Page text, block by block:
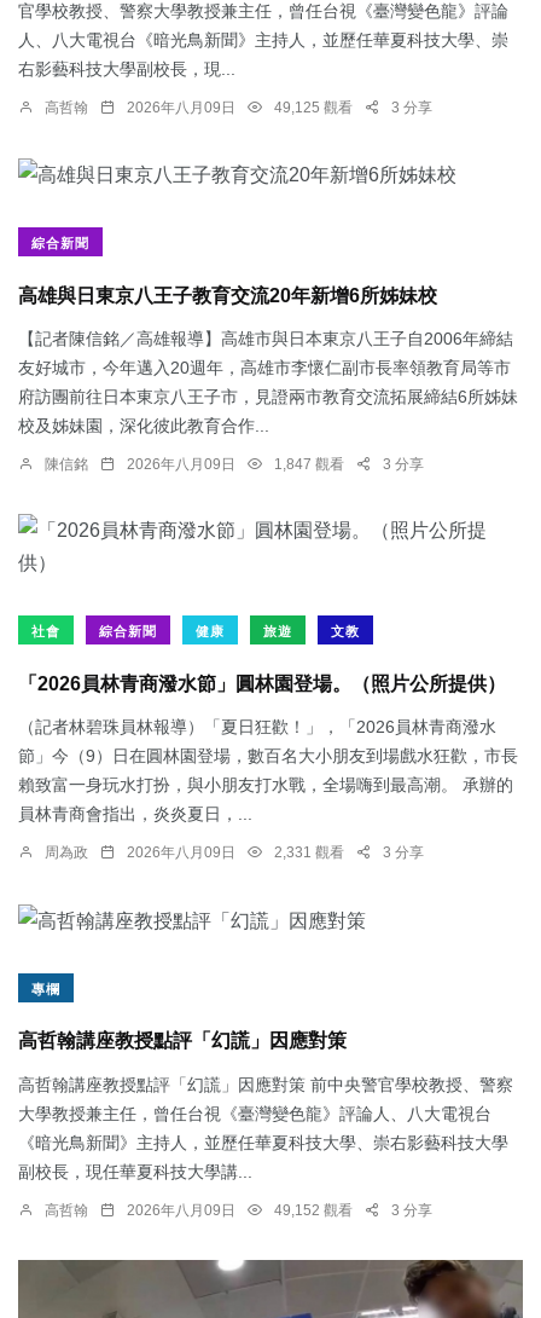
官學校教授、警察大學教授兼主任，曾任台視《臺灣變色龍》評論
人、八大電視台《暗光鳥新聞》主持人，並歷任華夏科技大學、崇
右影藝科技大學副校長，現...
高哲翰 2026年八月09日 49,125 觀看 3 分享
綜合新聞
高雄與日東京八王子教育交流20年新增6所姊妹校
【記者陳信銘／高雄報導】高雄市與日本東京八王子自2006年締結
友好城市，今年邁入20週年，高雄市李懷仁副市長率領教育局等市
府訪團前往日本東京八王子市，見證兩市教育交流拓展締結6所姊妹
校及姊妹園，深化彼此教育合作...
陳信銘 2026年八月09日 1,847 觀看 3 分享
社會 綜合新聞 健康 旅遊 文教
「2026員林青商潑水節」圓林園登場。（照片公所提供）
（記者林碧珠員林報導）「夏日狂歡！」，「2026員林青商潑水
節」今（9）日在圓林園登場，數百名大小朋友到場戲水狂歡，市長
賴致富一身玩水打扮，與小朋友打水戰，全場嗨到最高潮。 承辦的
員林青商會指出，炎炎夏日，...
周為政 2026年八月09日 2,331 觀看 3 分享
專欄
高哲翰講座教授點評「幻謊」因應對策
高哲翰講座教授點評「幻謊」因應對策 前中央警官學校教授、警察
大學教授兼主任，曾任台視《臺灣變色龍》評論人、八大電視台
《暗光鳥新聞》主持人，並歷任華夏科技大學、崇右影藝科技大學
副校長，現任華夏科技大學講...
高哲翰 2026年八月09日 49,152 觀看 3 分享